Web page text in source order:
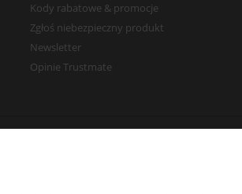
Kody rabatowe & promocje
Zgłoś niebezpieczny produkt
Newsletter
Opinie Trustmate